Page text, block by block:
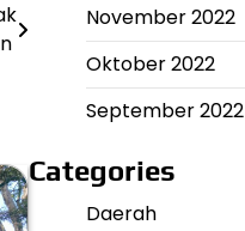
November 2022
Oktober 2022
September 2022
Categories
Daerah